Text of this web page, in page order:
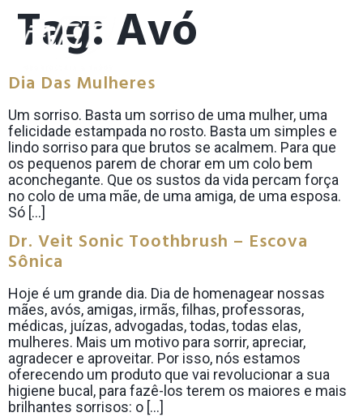
Tag: Avó
Dia Das Mulheres
Um sorriso. Basta um sorriso de uma mulher, uma
felicidade estampada no rosto. Basta um simples e
lindo sorriso para que brutos se acalmem. Para que
os pequenos parem de chorar em um colo bem
aconchegante. Que os sustos da vida percam força
no colo de uma mãe, de uma amiga, de uma esposa.
Só […]
Dr. Veit Sonic Toothbrush – Escova
Sônica
Hoje é um grande dia. Dia de homenagear nossas
mães, avós, amigas, irmãs, filhas, professoras,
médicas, juízas, advogadas, todas, todas elas,
mulheres. Mais um motivo para sorrir, apreciar,
agradecer e aproveitar. Por isso, nós estamos
oferecendo um produto que vai revolucionar a sua
higiene bucal, para fazê-los terem os maiores e mais
brilhantes sorrisos: o […]